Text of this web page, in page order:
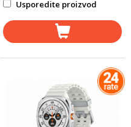
Usporedite proizvod